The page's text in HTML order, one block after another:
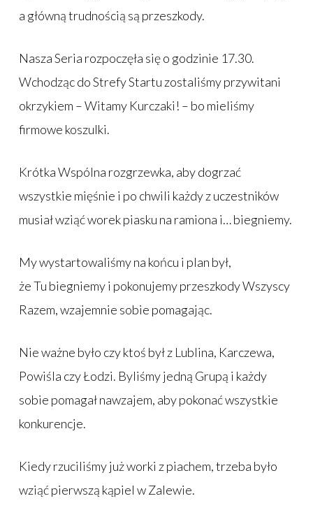
a główną trudnością są przeszkody.
Nasza Seria rozpoczęła się o godzinie 17.30.
Wchodząc do Strefy Startu zostaliśmy przywitani
okrzykiem – Witamy Kurczaki! – bo mieliśmy
firmowe koszulki.
Krótka Wspólna rozgrzewka, aby dogrzać
wszystkie mięśnie i po chwili każdy z uczestników
musiał wziąć worek piasku na ramiona i… biegniemy.
My wystartowaliśmy na końcu i plan był,
że Tu biegniemy i pokonujemy przeszkody Wszyscy
Razem, wzajemnie sobie pomagając.
Nie ważne było czy ktoś był z Lublina, Karczewa,
Powiśla czy Łodzi. Byliśmy jedną Grupą i każdy
sobie pomagał nawzajem, aby pokonać wszystkie
konkurencje.
Kiedy rzuciliśmy już worki z piachem, trzeba było
wziąć pierwszą kąpiel w Zalewie.